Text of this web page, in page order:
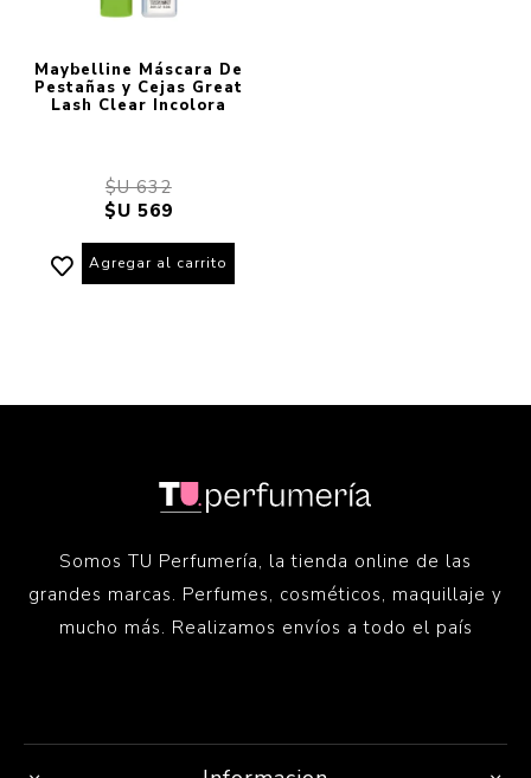
Maybelline Máscara De
Pestañas y Cejas Great
Lash Clear Incolora
$U 632
$U 569
Agregar al carrito
Somos TU Perfumería, la tienda online de las
grandes marcas. Perfumes, cosméticos, maquillaje y
mucho más. Realizamos envíos a todo el país